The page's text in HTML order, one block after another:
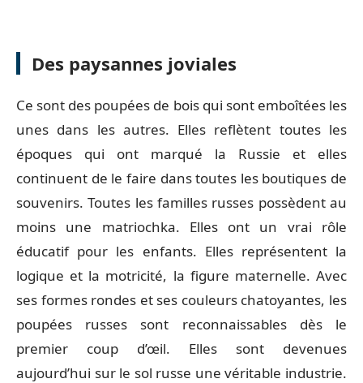
Des paysannes joviales
Ce sont des poupées de bois qui sont emboîtées les
unes dans les autres. Elles reflètent toutes les
époques qui ont marqué la Russie et elles
continuent de le faire dans toutes les boutiques de
souvenirs. Toutes les familles russes possèdent au
moins une matriochka. Elles ont un vrai rôle
éducatif pour les enfants. Elles représentent la
logique et la motricité, la figure maternelle. Avec
ses formes rondes et ses couleurs chatoyantes, les
poupées russes sont reconnaissables dès le
premier coup d’œil. Elles sont devenues
aujourd’hui sur le sol russe une véritable industrie.